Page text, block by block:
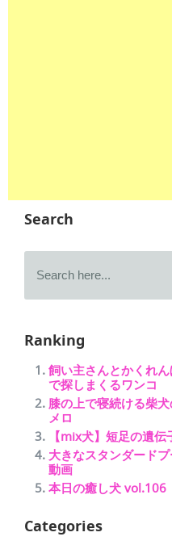
Search
Ranking
飼い主さんとかくれ
で探しまくるワンコ
膝の上で寝続ける柴
メロ
【mix犬】短足の遺
大きなスタンダード
動画
本日の癒し犬 vol.106
Categories